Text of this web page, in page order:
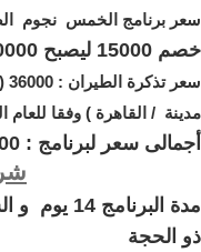
سعر برنامج الخمس نجوم الصف
خصم 15000 ليصبح 260000 بدل من 275000
مدينة / القاهرة ) وفقا للعام
أجمالى سعر لبرنامج :
ذو الحجة